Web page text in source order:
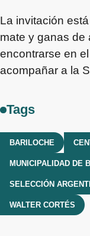
La invitación
mate y ganas de
encontrarse en
acompañar a la
Tags
BARILOCHE
MUNICIPALIDAD DE
SELECCIÓN
WALTER CORTÉS